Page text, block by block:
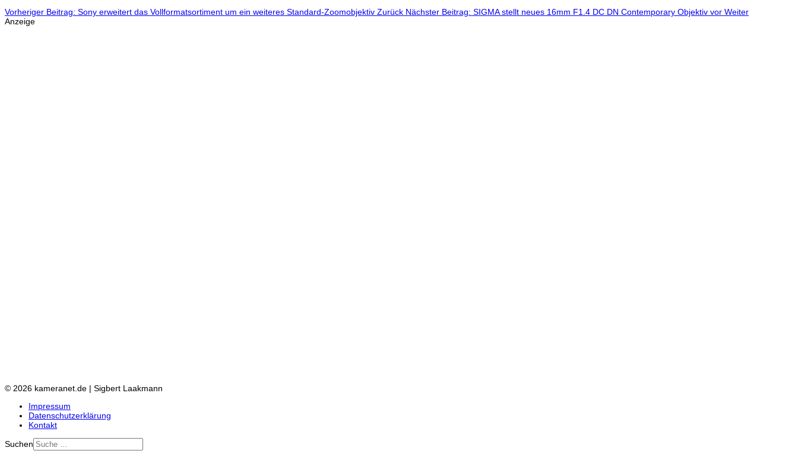
Vorheriger Beitrag: Sony erweitert das Vollformatsortiment um ein weiteres Standard-Zoomobjektiv Zurück Nächster Beitrag: SIGMA stellt neues 16mm F1.4 DC DN Contemporary Objektiv vor Weiter
Anzeige
© 2026 kameranet.de | Sigbert Laakmann
Impressum
Datenschutzerklärung
Kontakt
Suchen